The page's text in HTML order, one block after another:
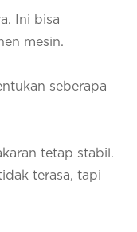
Ini bisa
mesin.
seberapa
tetap stabil.
terasa, tapi